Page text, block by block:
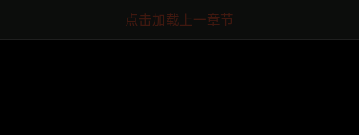
点击加载上一章节